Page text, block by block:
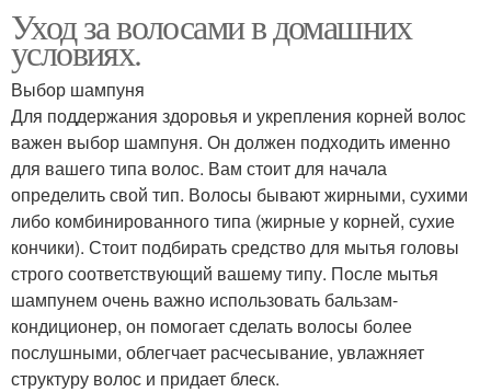
Уход за волосами в домашних
условиях.
Выбор шампуня
Для поддержания здоровья и укрепления корней волос
важен выбор шампуня. Он должен подходить именно
для вашего типа волос. Вам стоит для начала
определить свой тип. Волосы бывают жирными, сухими
либо комбинированного типа (жирные у корней, сухие
кончики). Стоит подбирать средство для мытья головы
строго соответствующий вашему типу. После мытья
шампунем очень важно использовать бальзам-
кондиционер, он помогает сделать волосы более
послушными, облегчает расчесывание, увлажняет
структуру волос и придает блеск.